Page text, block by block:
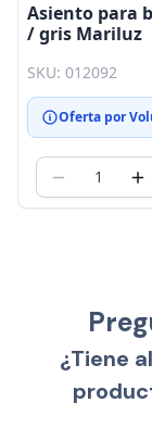
Asiento para
/ gris Mariluz
SKU: 012092
Oferta por
¿Tiene